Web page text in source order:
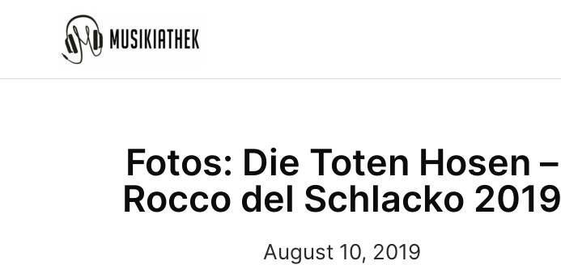
Fotos: Die Toten Hosen –
Rocco del Schlacko 2019
August 10, 2019